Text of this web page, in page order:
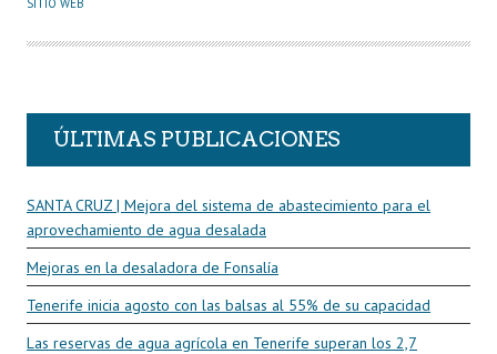
O
SITIO WEB
ÚLTIMAS PUBLICACIONES
SANTA CRUZ | Mejora del sistema de abastecimiento para el
aprovechamiento de agua desalada
Mejoras en la desaladora de Fonsalía
Tenerife inicia agosto con las balsas al 55% de su capacidad
Las reservas de agua agrícola en Tenerife superan los 2,7